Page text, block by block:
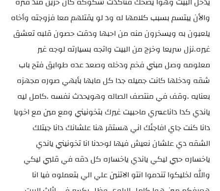
والأن يبتسم بسبب كلامها له ود لو يقتلهم معا فزوجته وأخاه
يلعبون به ويسخرون منه من احبها ودقت حصون قلبه تعشق
غيره.نزل سريعا وخرج من البيت واتجه بسيارته لوجه غير
معلومه وصل مبني فخم ودخله وصعد عده طوابق فتح باب
شقه ودخلها كانت جميله جدا كل مابها بأبهي صوره مجهزه
بعنايه .وقف في منتصف الصاله وهويحدث نفسه .كامل ليه
ياندي كدا داناعمري ماحبيت غيرك بتخونيني ومع مين مع اخويا
دانا كنت جاي افاجئك اني هستقر هنا علشانك دانا جبتلك
الشقه دي علشان نعيش فيها لوحدنا انا تخونيني ياندي
ياخساره حبي ليكي ياندي ياخساره كل دقه في قلبي ليكي
والله لخليكوا تندموا انتو الاتنين علي الي بتعملوه فيا انا